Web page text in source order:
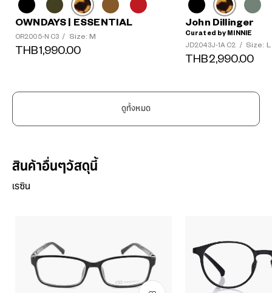
OWNDAYS | ESSENTIAL
OR2005-N C3 / Size: M
THB1,990.00
John Dillinger
Curated by MINNIE
JD2043J-1A C2
/ Size: L
THB2,990.00
ดูทั้งหมด
สินค้าอื่นๆวัสดุนี้
เรซิน